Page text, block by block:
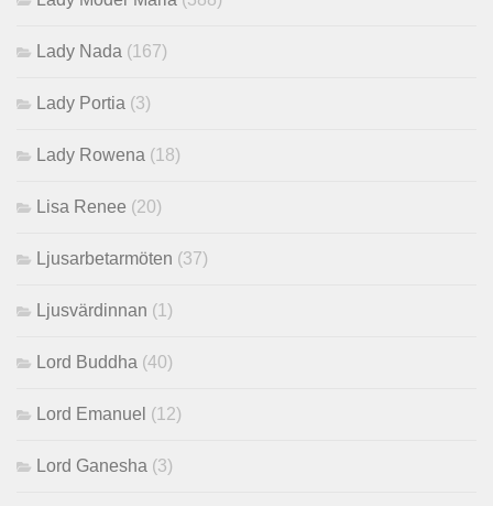
Lady Nada (167)
Lady Portia (3)
Lady Rowena (18)
Lisa Renee (20)
Ljusarbetarmöten (37)
Ljusvärdinnan (1)
Lord Buddha (40)
Lord Emanuel (12)
Lord Ganesha (3)